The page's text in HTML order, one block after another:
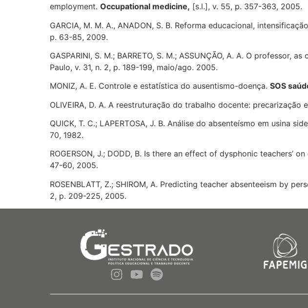
employment. Occupational medicine, [s.l.], v. 55, p. 357-363, 2005.
GARCIA, M. M. A., ANADON, S. B. Reforma educacional,
p. 63-85, 2009.
GASPARINI, S. M.; BARRETO, S. M.; ASSUNÇÃO, A. A. O professor,
Paulo, v. 31, n. 2, p. 189-199, maio/ago. 2005.
MONIZ, A. E. Controle e estatística do ausentismo-doença. SOS
OLIVEIRA, D. A. A reestruturação do trabalho docente: precarização
QUICK, T. C.; LAPERTOSA, J. B. Análise do absenteísmo em usina
70, 1982.
ROGERSON, J.; DODD, B. Is there an effect of dysphonic teachers’
47-60, 2005.
ROSENBLATT, Z.; SHIROM, A. Predicting teacher absenteeism by
2, p. 209-225, 2005.